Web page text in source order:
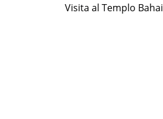
Visita al Templo Bahai